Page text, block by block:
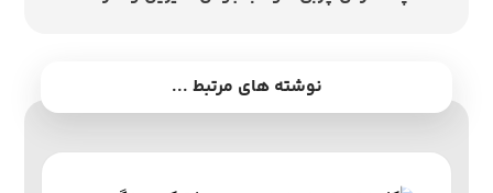
نوشته های مرتبط ...